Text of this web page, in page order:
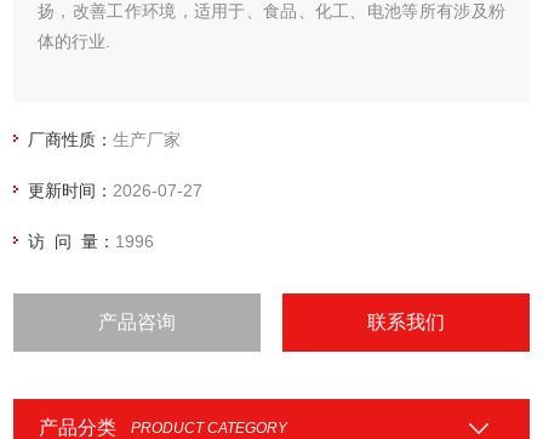
扬，改善工作环境，适用于、食品、化工、电池等所有涉及粉
体的行业.
厂商性质：生产厂家
更新时间： 2026-07-27
访 问 量： 1996
产品咨询 联系我们
产品分类 PRODUCT CATEGORY